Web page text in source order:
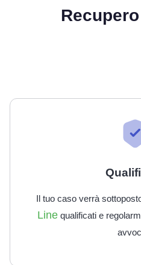
Il tuo caso verrà
Line qualificati e